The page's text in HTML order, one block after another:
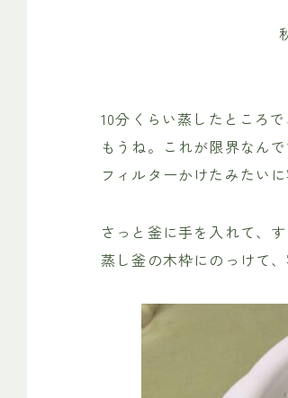
10分くらい蒸したところ
もうね。これが限界なん
フィルターかけたみたい
さっと釜に手を入れて、
蒸し釜の木枠にのっけて